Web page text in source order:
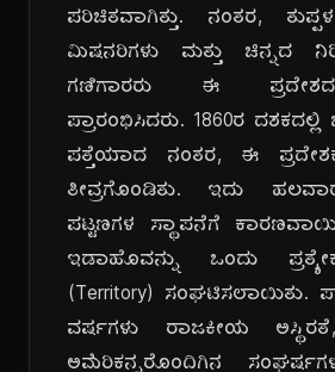
ಪರಿಚಿತವಾಗಿತ್ತು. ನಂತರ,
ಮಿಷನರಿಗಳು ಮತ್ತು ಚಿನ್ನದ
ಗಣಿಗಾರರು ಈ
ಪ್ರಾರಂಭಿಸಿದರು. 1860ರ ದಶಕದಲ್ಲಿ
ಪತ್ತೆಯಾದ ನಂತರ, ಈ
ತೀವ್ರಗೊಂಡಿತು. ಇದು
ಪಟ್ಟಣಗಳ ಸ್ಥಾಪನೆಗೆ
ಇಡಾಹೊವನ್ನು ಒಂದು
(Territory) ಸಂಘಟಿಸಲಾಯಿತು.
ವರ್ಷಗಳು ರಾಜಕೀಯ
ಅಮೆರಿಕನ್ನರೊಂದಿಗಿನ